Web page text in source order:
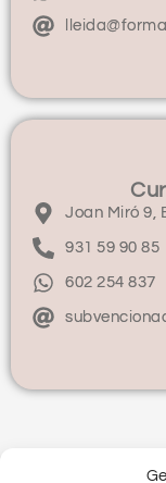
Joan Miró 9,
931 59 90 85
602 254 837